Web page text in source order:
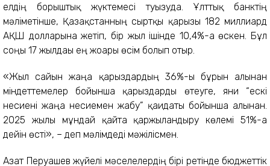
елдің борыштық жүктемесі туғызуда. Ұлттық банктің
мәліметінше, Қазақстанның сыртқы қарызы 182 миллиард
АҚШ долларына жетіп, бір жыл ішінде 10,4%-ға өскен. Бұл
соңғы 17 жылдағы ең жоғары өсім болып отыр.
«Жыл сайын жаңа қарыздардың 36%-ы бұрын алынған
міндеттемелер бойынша қарыздарды өтеуге, яғни “ескі
несиені жаңа несиемен жабу” қағидаты бойынша алынған.
2025 жылы мұндай қайта қаржыландыру көлемі 51%-ға
дейін өсті», – деп мәлімдеді мәжілісмен.
Азат Перуашев жүйелі мәселелердің бірі ретінде бюджеттік